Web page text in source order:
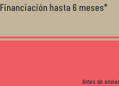
Financiación hasta 6 meses*
Antes de